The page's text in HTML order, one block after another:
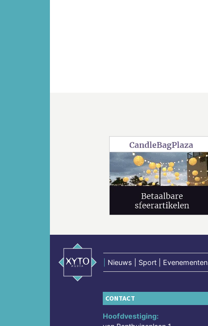
Nieuws | Sport | Evenementen
CONTACT
Hoofdvestiging: